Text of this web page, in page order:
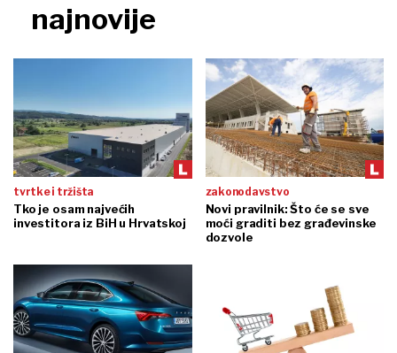
najnovije
tvrtke i tržišta
Tko je osam najvećih
investitora iz BiH u Hrvatskoj
zakonodavstvo
Novi pravilnik: Što će se sve
moći graditi bez građevinske
dozvole